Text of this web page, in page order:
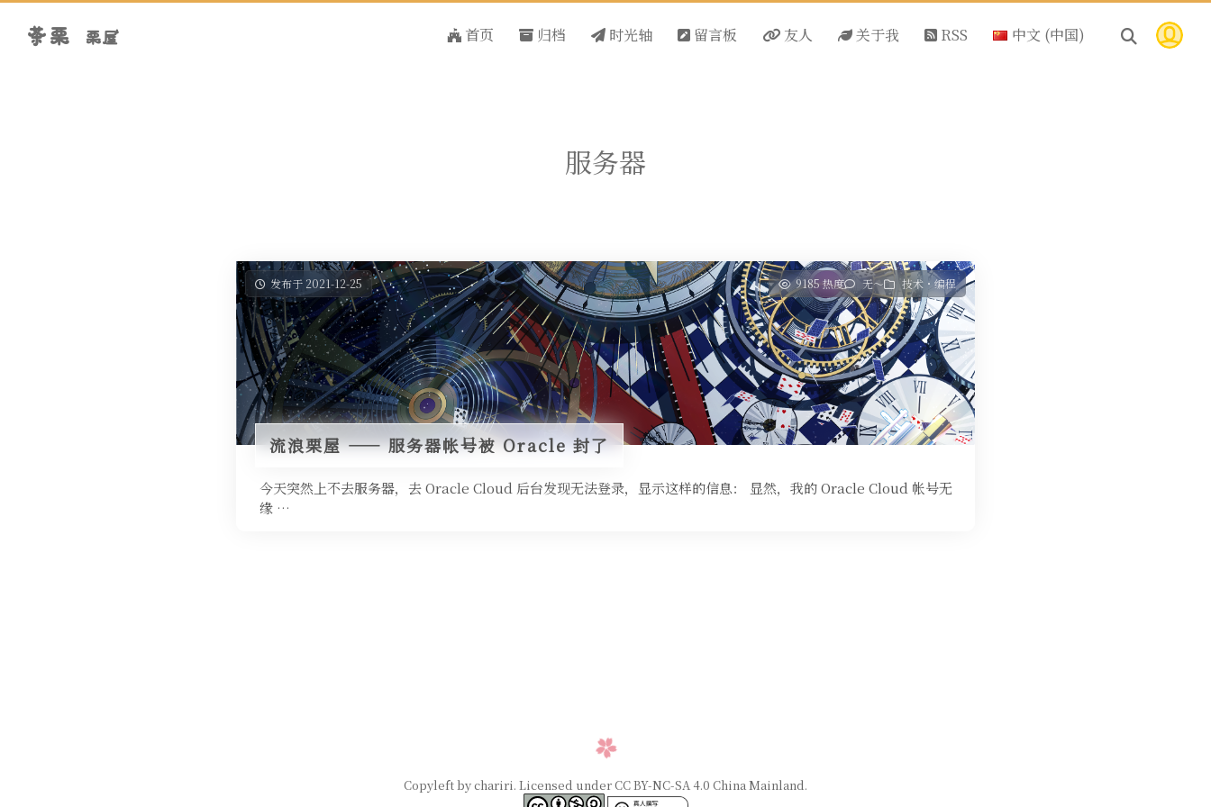
茶栗 栗屋 首页 归档 时光轴 留言板 友人 关于我 RSS 中文 (中国)
服务器
发布于 2021-12-25 9185 热度 无～ 技术・编程
流浪栗屋 —— 服务器帐号被 Oracle 封了
今天突然上不去服务器，去 Oracle Cloud 后台发现无法登录，显示这样的信息： 显然，我的 Oracle Cloud 帐号无
缘 …
Copyleft by chariri. Licensed under CC BY-NC-SA 4.0 China Mainland.